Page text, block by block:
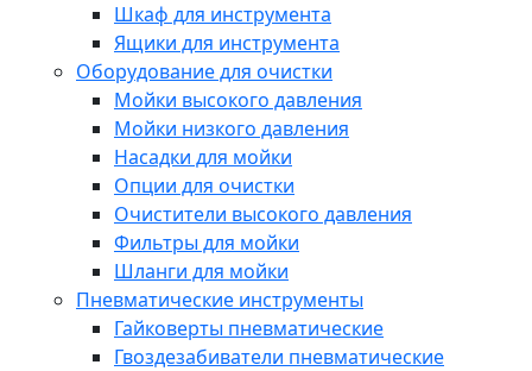
Шкаф для инструмента
Ящики для инструмента
Оборудование для очистки
Мойки высокого давления
Мойки низкого давления
Насадки для мойки
Опции для очистки
Очистители высокого давления
Фильтры для мойки
Шланги для мойки
Пневматические инструменты
Гайковерты пневматические
Гвоздезабиватели пневматические